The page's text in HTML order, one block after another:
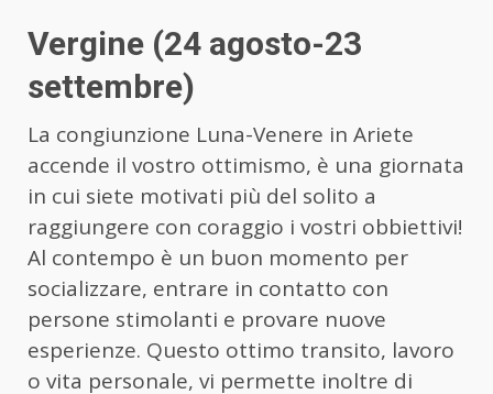
Vergine (24 agosto-23
settembre)
La congiunzione Luna-Venere in Ariete
accende il vostro ottimismo, è una giornata
in cui siete motivati più del solito a
raggiungere con coraggio i vostri obbiettivi!
Al contempo è un buon momento per
socializzare, entrare in contatto con
persone stimolanti e provare nuove
esperienze. Questo ottimo transito, lavoro
o vita personale, vi permette inoltre di